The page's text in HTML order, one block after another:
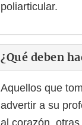
poliarticular.
¿Qué deben
Aquellos que
advertir a su